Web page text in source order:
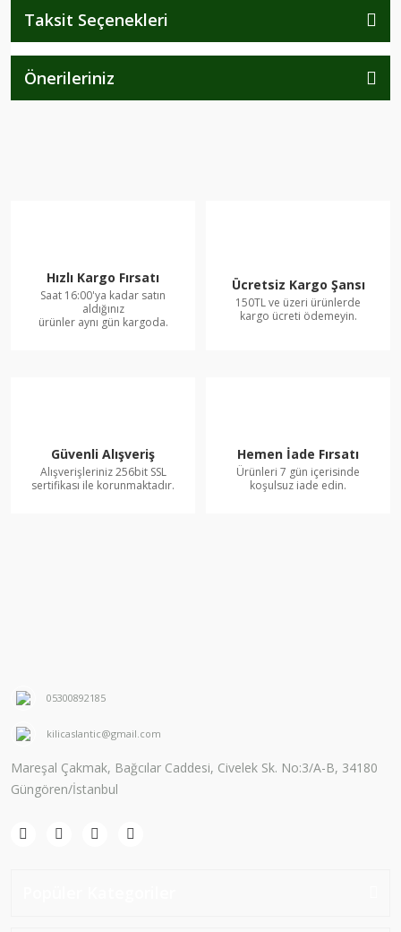
Taksit Seçenekleri
Önerileriniz
Hızlı Kargo Fırsatı
Saat 16:00'ya kadar satın
aldığınız
ürünler aynı gün kargoda.
Ücretsiz Kargo Şansı
150TL ve üzeri ürünlerde
kargo ücreti ödemeyin.
Güvenli Alışveriş
Alışverişleriniz 256bit SSL
sertifikası ile korunmaktadır.
Hemen İade Fırsatı
Ürünleri 7 gün içerisinde
koşulsuz iade edin.
05300892185
kilicaslantic@gmail.com
Mareşal Çakmak, Bağcılar Caddesi, Civelek Sk. No:3/A-B, 34180
Güngören/İstanbul